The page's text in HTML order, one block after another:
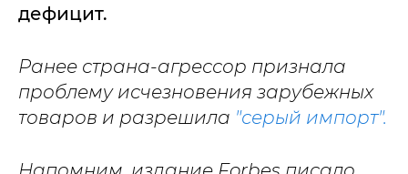
дефицит.
Ранее страна-агрессор признала
проблему исчезновения зарубежных
товаров и разрешила "серый импорт".